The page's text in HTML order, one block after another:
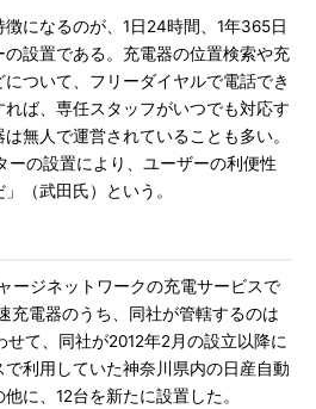
になるのが、1日24時間、1年365日
設置である。充電器の位置検索や充
ついて、フリーダイヤルで電話でき
ば、専任スタッフがいつでも対応す
無人で運営されていることも多い。
ーの設置により、ユーザーの利便性
（武田氏）という。
ージネットワークの充電サービスで
充電器のうち、同社が管轄するのは
て、同社が2012年2月の設立以降に
利用していた神奈川県内の日産自動
に、12台を新たに設置した。